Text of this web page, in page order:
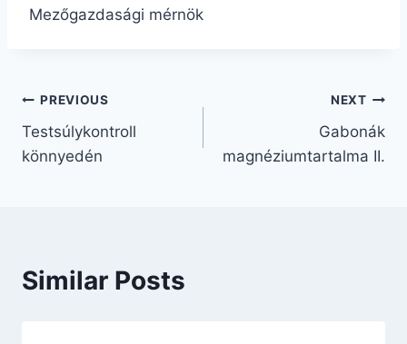
Mezőgazdasági mérnök
Bejegyzés
navigáció
PREVIOUS
Testsúlykontroll
könnyedén
NEXT
Gabonák
magnéziumtartalma II.
Similar Posts